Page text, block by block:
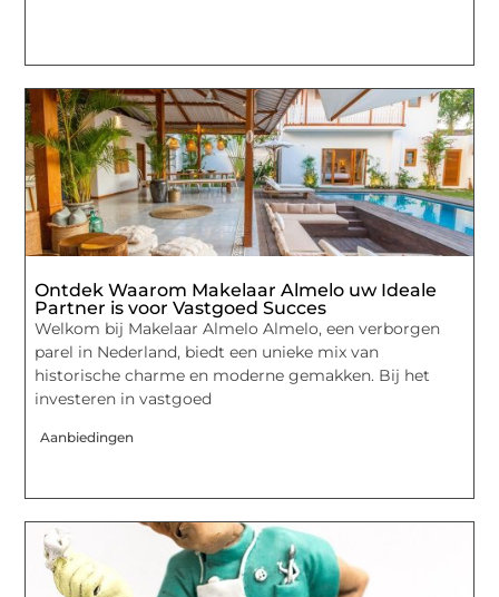
Ontdek Waarom Makelaar Almelo uw Ideale
Partner is voor Vastgoed Succes
Welkom bij Makelaar Almelo Almelo, een verborgen
parel in Nederland, biedt een unieke mix van
historische charme en moderne gemakken. Bij het
investeren in vastgoed
Aanbiedingen